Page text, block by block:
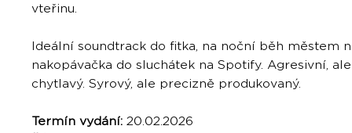
vteřinu.
Ideální soundtrack do fitka, na noční běh městem
nakopávačka do sluchátek na Spotify. Agresivní,
chytlavý. Syrový, ale precizně produkovaný.
Termín vydání: 20.02.2026